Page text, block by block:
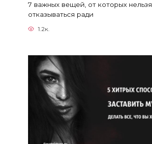
7 важных вещей, от которых нельзя
отказываться ради
1.2к.